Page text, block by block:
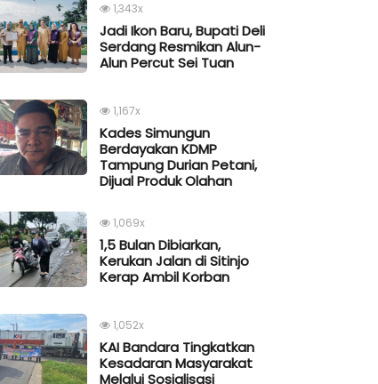
1,343x
Jadi Ikon Baru, Bupati Deli
Serdang Resmikan Alun-
Alun Percut Sei Tuan
1,167x
Kades Simungun
Berdayakan KDMP
Tampung Durian Petani,
Dijual Produk Olahan
1,069x
1,5 Bulan Dibiarkan,
Kerukan Jalan di Sitinjo
Kerap Ambil Korban
1,052x
KAI Bandara Tingkatkan
Kesadaran Masyarakat
Melalui Sosialisasi